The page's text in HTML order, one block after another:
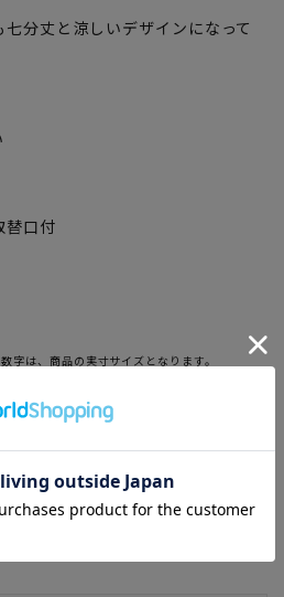
分丈と涼しいデザインになって
替口付
字は、商品の実寸サイズとなります。
実寸サイズと異なる場合がございます。
はこちら